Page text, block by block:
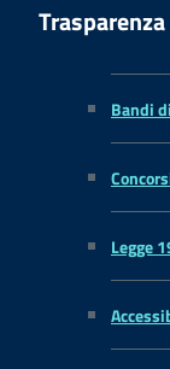
Trasparenza
Bandi
Legge